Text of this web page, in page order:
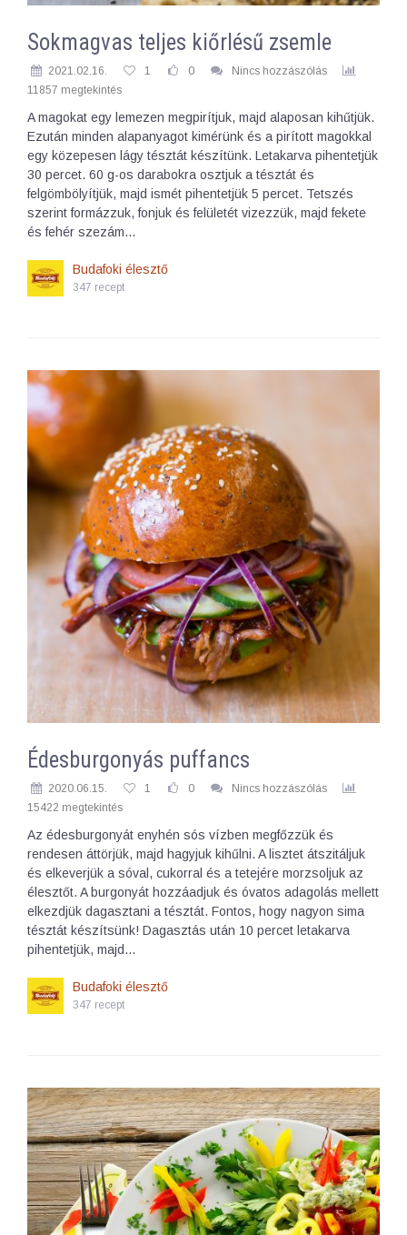
Sokmagvas teljes kiőrlésű zsemle
2021.02.16. 1 0
Nincs hozzászólás
11857 megtekintés
A magokat egy lemezen megpirítjuk, majd alaposan kihűtjük.
Ezután minden alapanyagot kimérünk és a pirított magokkal
egy közepesen lágy tésztát készítünk. Letakarva pihentetjük
30 percet. 60 g-os darabokra osztjuk a tésztát és
felgömbölyítjük, majd ismét pihentetjük 5 percet. Tetszés
szerint formázzuk, fonjuk és felületét vizezzük, majd fekete
és fehér szezám…
Budafoki élesztő
347 recept
Édesburgonyás puffancs
2020.06.15. 1 0
Nincs hozzászólás
15422 megtekintés
Az édesburgonyát enyhén sós vízben megfőzzük és
rendesen áttörjük, majd hagyjuk kihűlni. A lisztet átszitáljuk
és elkeverjük a sóval, cukorral és a tetejére morzsoljuk az
élesztőt. A burgonyát hozzáadjuk és óvatos adagolás mellett
elkezdjük dagasztani a tésztát. Fontos, hogy nagyon sima
tésztát készítsünk! Dagasztás után 10 percet letakarva
pihentetjük, majd…
Budafoki élesztő
347 recept